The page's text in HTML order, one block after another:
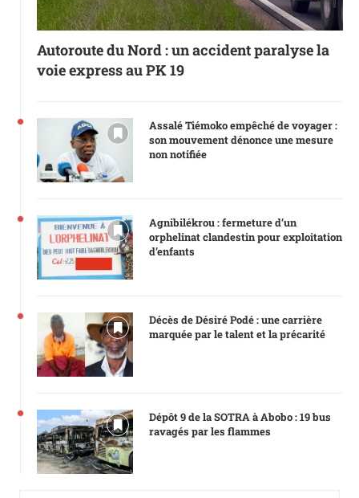
Autoroute du Nord : un accident paralyse la
voie express au PK 19
Assalé Tiémoko empêché de voyager :
son mouvement dénonce une mesure
non notifiée
Agnibilékrou : fermeture d’un
orphelinat clandestin pour exploitation
d’enfants
Décès de Désiré Podé : une carrière
marquée par le talent et la précarité
Dépôt 9 de la SOTRA à Abobo : 19 bus
ravagés par les flammes